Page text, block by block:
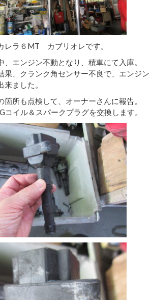
レラ６MT カブリオレです。
、エンジン不動となり、積車にて入庫。
果、クランク角センサー不良で、エンジ
来ました。
箇所も点検して、オーナーさんに報告。
コイル＆スパークプラグを交換します。